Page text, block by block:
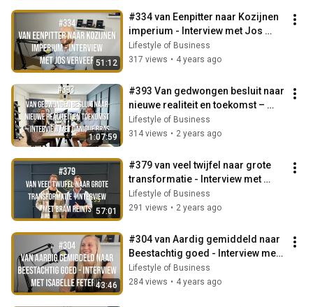
51:12
#334 van Eenpitter naar Kozijnen
imperium - Interview met Jos
Verveer
Lifestyle of Business
317 views • 4 years ago
1:07:59
#393 Van gedwongen besluit naar
nieuwe realiteit en toekomst –
Interview met Danique Bras
Lifestyle of Business
314 views • 2 years ago
57:01
#379 van veel twijfel naar grote
transformatie - Interview met
Bram Reints
Lifestyle of Business
291 views • 2 years ago
43:46
#304 van Aardig gemiddeld naar
Beestachtig goed - Interview met
Isabelle Feteris
Lifestyle of Business
284 views • 4 years ago